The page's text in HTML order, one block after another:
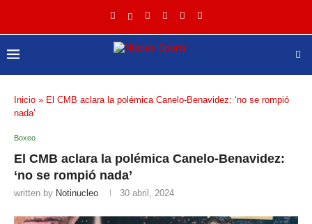
Inicio » El CMB aclara la polémica Canelo-Benavidez: ‘no se rompió
nada’
Boxeo
El CMB aclara la polémica Canelo-Benavidez:
‘no se rompió nada’
written by Notinucleo 30 abril, 2024